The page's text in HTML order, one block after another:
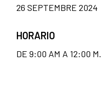
26 SEPTEMBRE 2024
HORARIO
DE 9:00 AM A 12:00 M.